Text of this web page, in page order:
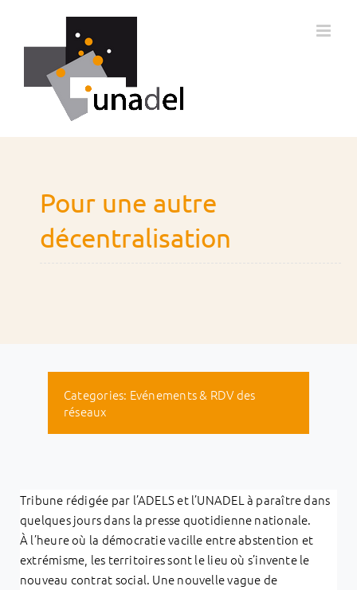
contenu
Pour une autre
décentralisation
Categories: Evénements & RDV des
réseaux
Tribune rédigée par l’ADELS et l’UNADEL à paraître dans
quelques jours dans la presse quotidienne nationale.
À l’heure où la démocratie vacille entre abstention et
extrémisme, les territoires sont le lieu où s’invente le
nouveau contrat social. Une nouvelle vague de